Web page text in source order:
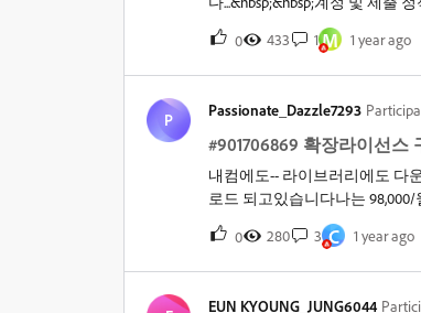
를 요청하려면 문의해 주세요
나를 삭제하면 해결이 될까요?
0 433 1 M 1 year ago
P
Passionate_Dazzle7293
#901706869 확장라이선스
내컴에도-- 라이브러리에도 다
로드 되고있습니다나는 98,000/
것도 구매를 하지 못하고 있습
요.&nbsp; &nbsp;약 20분전에
니다. 그런데 개선이 되고있지
0 280 3 C 1 year ago
EUN KYOUNG_JUNG6044